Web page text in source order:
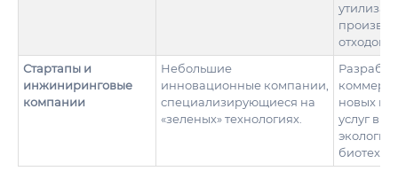
отходов.
Стартапы и
инжиниринговые
компании
Небольшие
инновационные компании,
специализирующиеся на
«зеленых» технологиях.
новых
услуг в